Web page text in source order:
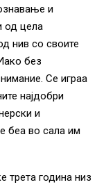
и
од цела
нив со своите
без
Се играа
најдобри
и
беа во сала им
трета година низ